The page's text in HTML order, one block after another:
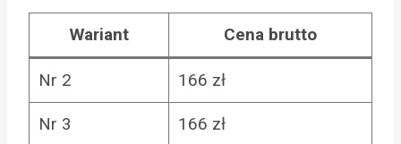
Wariant Cena brutto
Nr 2 166 zł
Nr 3 166 zł